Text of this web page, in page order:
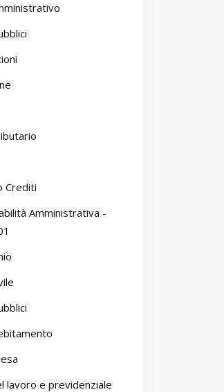
Crediti
Amministrativa -
lavoro e previdenziale